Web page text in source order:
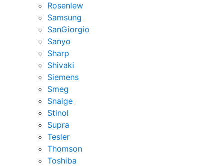
Rosenlew
Samsung
SanGiorgio
Sanyo
Sharp
Shivaki
Siemens
Smeg
Snaige
Stinol
Supra
Tesler
Thomson
Toshiba